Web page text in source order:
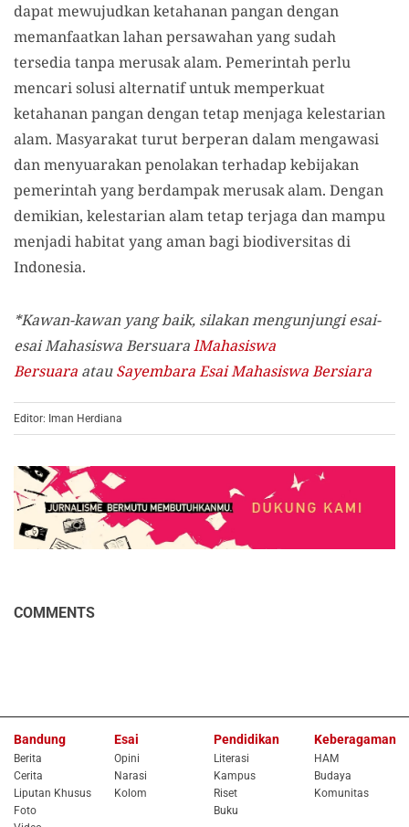
dapat mewujudkan ketahanan pangan dengan
memanfaatkan lahan persawahan yang sudah
tersedia tanpa merusak alam. Pemerintah perlu
mencari solusi alternatif untuk memperkuat
ketahanan pangan dengan tetap menjaga kelestarian
alam. Masyarakat turut berperan dalam mengawasi
dan menyuarakan penolakan terhadap kebijakan
pemerintah yang berdampak merusak alam. Dengan
demikian, kelestarian alam tetap terjaga dan mampu
menjadi habitat yang aman bagi biodiversitas di
Indonesia.
*Kawan-kawan yang baik, silakan mengunjungi esai-
esai Mahasiswa BersuaralMahasiswa
Bersuara atau Sayembara Esai Mahasiswa Bersiara
Editor: Iman Herdiana
COMMENTS
Bandung
Berita
Cerita
Liputan Khusus
Foto
Esai
Opini
Narasi
Kolom
Pendidikan
Literasi
Kampus
Riset
Buku
Keberagaman
HAM
Budaya
Komunitas